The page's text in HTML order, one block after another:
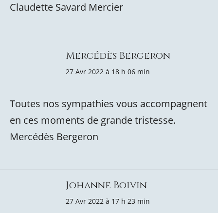
Claudette Savard Mercier
Mercédès Bergeron
27 Avr 2022 à 18 h 06 min
Toutes nos sympathies vous accompagnent
en ces moments de grande tristesse.
Mercédès Bergeron
Johanne Boivin
27 Avr 2022 à 17 h 23 min